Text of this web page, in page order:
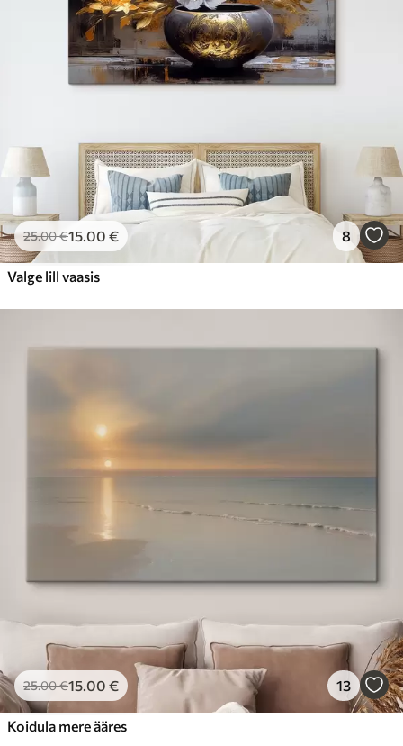
25.00€15.00 € 8
Valge lill vaasis
25.00€15.00 € 13
Koidula mere ääres